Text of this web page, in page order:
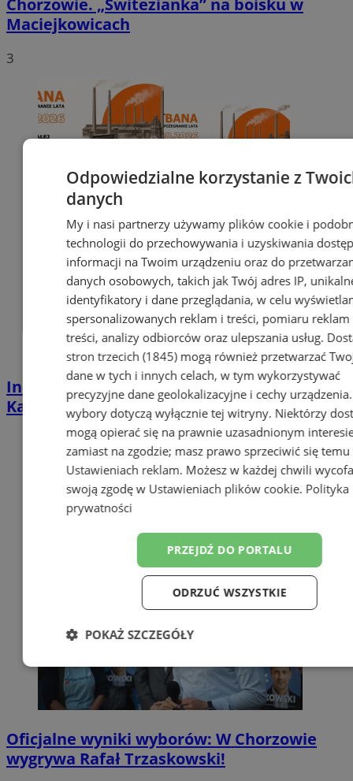
Maciejkowicach
3
Industrialna podróż przez Chorzów i
Katowice. Nadchodzi HUTBANA 2026
Oficjalne wyniki wyborów: W Chorzowie
wygrywa Rafał Trzaskowski!
Odpowiedzialne korzystanie z
danych
My i nasi partnerzy używamy plików cookie i
technologii do przechowywania i uzyskiwania
informacji na Twoim urządzeniu oraz do
danych osobowych, takich jak Twój adres IP,
identyfikatory i dane przeglądania, w celu
spersonalizowanych reklam i treści, pomiaru reklam
treści, analizy odbiorców oraz ulepszania usług.
stron trzecich (1845)mogą również przetwarzać
dane w tych i innych celach, w tym wykorzystywać
precyzyjne dane geolokalizacyjne i cechy
wybory dotyczą wyłącznie tej witryny. Niektórzy
mogą opierać się na prawnie uzasadnionym
zamiast na zgodzie; masz prawo sprzeciwić się temu
Ustawieniach reklam. Możesz w każdej chwili
swoją zgodę w Ustawieniach plików cookie. Polityka
prywatności
PRZEJDŹ DO PORTALU
ODRZUĆ WSZYSTKIE
POKAŻ SZCZEGÓŁY
Niezbędne Wydajność
Funkcjonalność